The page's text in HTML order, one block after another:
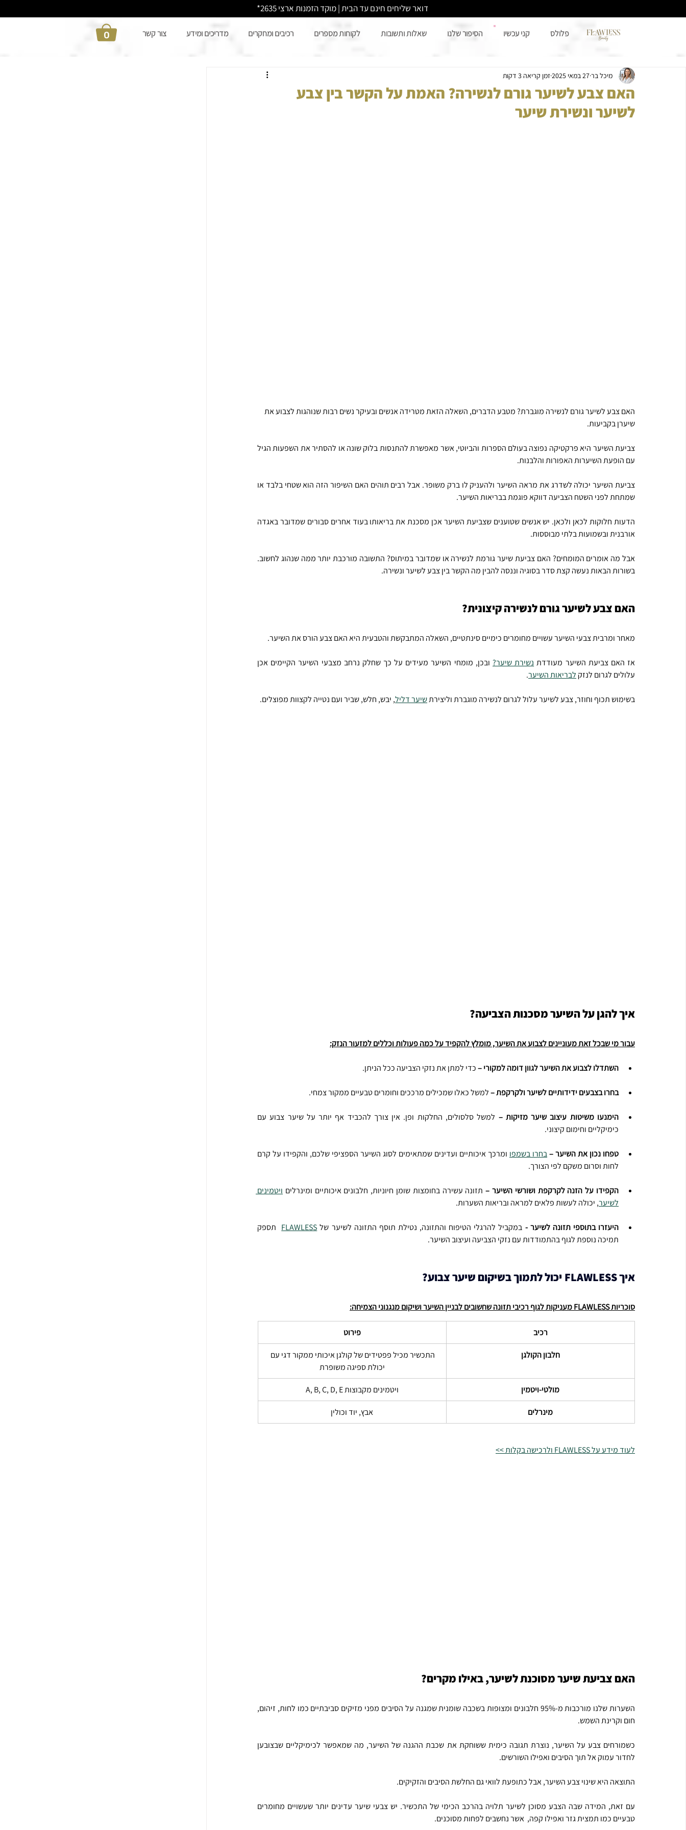
0
דואר שליחים חינם עד הבית | מוקד הזמנות ארצי 2635*
פלולס קני עכשיו הסיפור שלנו שאלות ותשובות לקוחות מספרים רכיבים ומחקרים מדריכים ומידע צור קשר
האם צבע לשיער גורם לנשירה? האמת על הקשר בין צבע
לשיער ונשירת שיער
מיכל בר27 במאי 2025 זמן קריאה 3 דקות
האם צבע לשיער גורם לנשירה מוגברת? מטבע הדברים, השאלה הזאת מטרידה אנשים ובעיקר נשים רבות שנוהגות לצבוע את
שיערן בקביעות.
עם הופעת השיערות האפורות והלבנות.
שמתחת לפני השטח הצביעה דווקא פוגמת בבריאות השיער.
אורבנית ובשמועות בלתי מבוססות.
בשורות הבאות נעשה קצת סדר בסוגיה וננסה להבין מה הקשר בין צבע לשיער ונשירה.
האם צבע לשיער גורם לנשירה קיצונית?
מאחר ומרבית צבעי השיער עשויים מחומרים כימיים סינתטיים, השאלה המתבקשת והטבעית היא האם צבע הורס את השיער.
אז האם צביעת השיער מעודדת נשירת שיער?
עלולים לגרום לנזק לבריאות השיער.
בשימוש תכוף וחוזר, צבע לשיער עלול לגרום לנשירה מוגברת וליצירת שיער דליל, יבש, חלש, שביר ועם נטייה לקצוות מפוצלים.
איך להגן על השיער מסכנות הצביעה?
עבור מי שבכל זאת מעוניינים לצבוע את השיער, מומלץ להקפיד על כמה פעולות וכללים למזעור הנזק:
השתדלו לצבוע את השיער לגוון דומה למקורי – כדי למתן את נזקי הצביעה ככל הניתן.
בחרו בצבעים ידידותיים לשיער ולקרקפת – למשל כאלו שמכילים מרככים וחומרים טבעיים ממקור צמחי.
הימנעו משיטות עיצוב שיער מזיקות –
כימיקליים וחימום קיצוני.
טפחו נכון את השיער – בחרו בשמפו
לחות וסרום משקם לפי הצורך.
הקפידו על הזנה לקרקפת ושורשי השיער – תזונה עשירה בחומצות שומן חיוניות, חלבונים איכותיים ומינרלים
לשיער, יכולה לעשות פלאים למראה ובריאות השערות.
היעזרו בתוספי תזונה לשיער - במקביל להרגלי הטיפוח והתזונה, נטילת תוסף התזונה לשיער של FLAWLESS
תמיכה נוספת לגוף בהתמודדות עם נזקי הצביעה ועיצוב השיער.
איך FLAWLESS יכול לתמוך בשיקום שיער צבוע?
סוכריות FLAWLESS מעניקות לגוף רכיבי תזונה שחשובים לבניין השיער ושיקום מנגנוני הצמיחה:
רכיב פירוט
חלבון הקולגן
התכשיר מכיל פפטידים של קולגן איכותי ממקור דגי עם
יכולת ספיגה משופרת
מולטי-ויטמין ויטמינים מקבוצות A, B, C, D, E
מינרלים אבץ, יוד וכולין
לעוד מידע על FLAWLESS ולרכישה בקלות >>
האם צביעת שיער מסוכנת לשיער, באילו מקרים?
חום וקרינת השמש.
לחדור עמוק אל תוך הסיבים ואפילו השורשים.
התוצאה היא שינוי צבע השיער, אבל כתופעת לוואי גם החלשת הסיבים והזקיקים.
טבעיים כמו תמצית גזר ואפילו קפה,  אשר נחשבים לפחות מסוכנים.